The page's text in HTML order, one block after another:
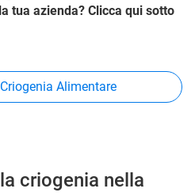
tua azienda? Clicca qui sotto
Alimentare
criogenia nella